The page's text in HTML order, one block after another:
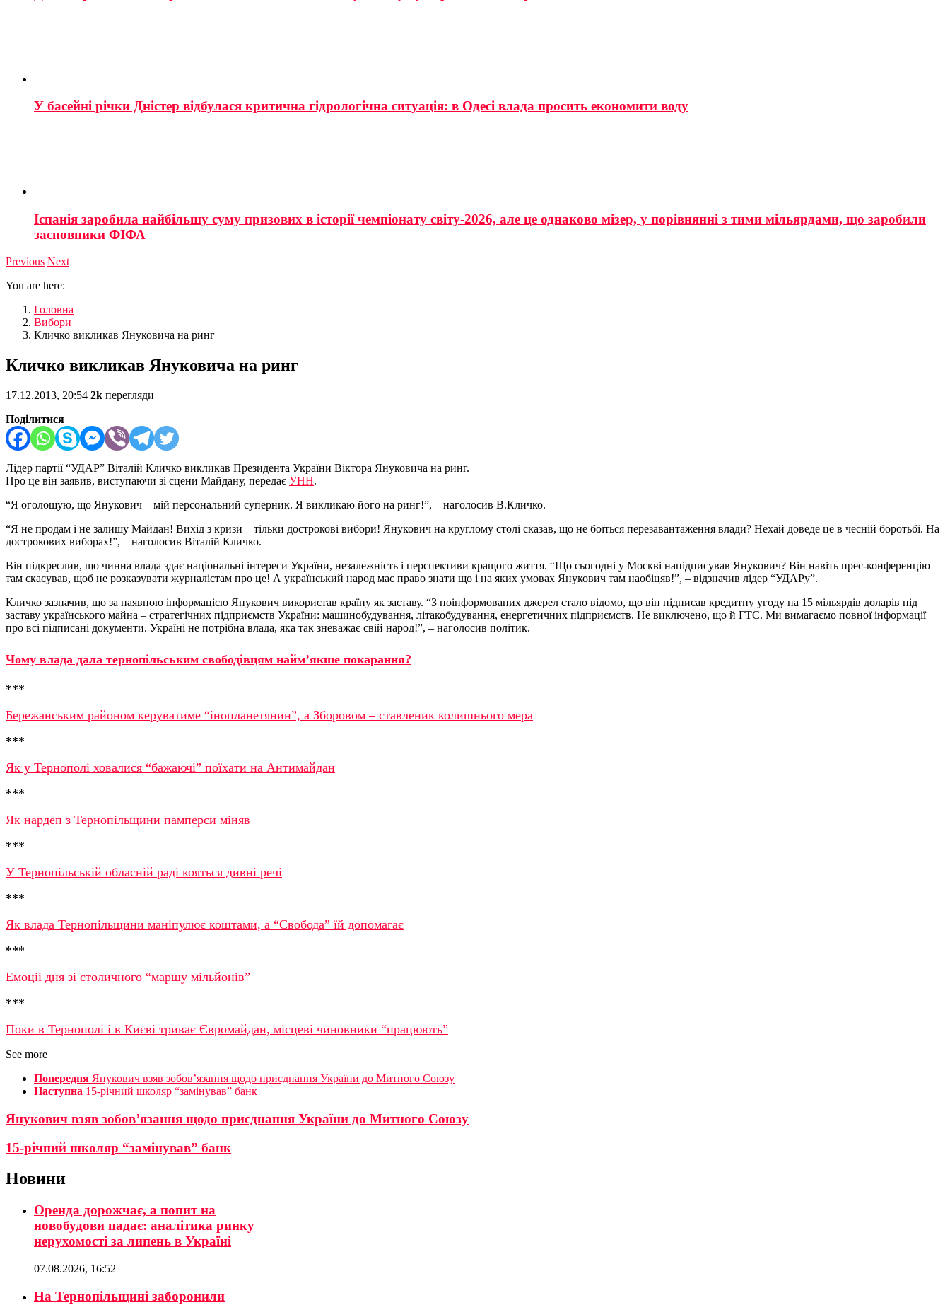
У басейні річки Дністер відбулася критична гідрологічна ситуація: в Одесі влада просить економити воду
Іспанія заробила найбільшу суму призових в історії чемпіонату світу-2026, але це однаково мізер, у порівнянні з тими мільярдами, що заробили
засновники ФІФА
Previous Next
You are here:
Головна
Вибори
Кличко викликав Януковича на ринг
Кличко викликав Януковича на ринг
17.12.2013, 20:54 2k перегляди
Поділитися
Лідер партії “УДАР” Віталій Кличко викликав Президента України Віктора Януковича на ринг.
Про це він заявив, виступаючи зі сцени Майдану, передає УНН.
“Я оголошую, що Янукович – мій персональний суперник. Я викликаю його на ринг!”, – наголосив В.Кличко.
“Я не продам і не залишу Майдан! Вихід з кризи – тільки дострокові вибори! Янукович на круглому столі сказав, що не боїться перезавантаження влади? Нехай доведе це в чесній боротьбі. На
дострокових виборах!”, – наголосив Віталій Кличко.
Він підкреслив, що чинна влада здає національні інтереси України, незалежність і перспективи кращого життя. “Що сьогодні у Москві напідписував Янукович? Він навіть прес-конференцію
там скасував, щоб не розказувати журналістам про це! А український народ має право знати що і на яких умовах Янукович там наобіцяв!”, – відзначив лідер “УДАРу”.
Кличко зазначив, що за наявною інформацією Янукович використав країну як заставу. “З поінформованих джерел стало відомо, що він підписав кредитну угоду на 15 мільярдів доларів під
заставу українського майна – стратегічних підприємств України: машинобудування, літакобудування, енергетичних підприємств. Не виключено, що й ГТС. Ми вимагаємо повної інформації
про всі підписані документи. Україні не потрібна влада, яка так зневажає свій народ!”, – наголосив політик.
Чому влада дала тернопільським свободівцям найм’якше покарання?
***
Бережанським районом керуватиме “інопланетянин”, а Зборовом – ставленик колишнього мера
***
Як у Тернополі ховалися “бажаючі” поїхати на Антимайдан
***
Як нардеп з Тернопільщини памперси міняв
***
У Тернопільській обласній раді кояться дивні речі
***
Як влада Тернопільщини маніпулює коштами, а “Свобода” їй допомагає
***
Емоціі дня зі столичного “маршу мільйонів”
***
Поки в Тернополі і в Києві триває Євромайдан, місцеві чиновники “працюють”
See more
Попередня Янукович взяв зобов’язання щодо приєднання України до Митного Союзу
Наступна 15-річний школяр “замінував” банк
Янукович взяв зобов’язання щодо приєднання України до Митного Союзу
15-річний школяр “замінував” банк
Новини
Оренда дорожчає, а попит на
новобудови падає: аналітика ринку
нерухомості за липень в Україні
07.08.2026, 16:52
На Тернопільщині заборонили